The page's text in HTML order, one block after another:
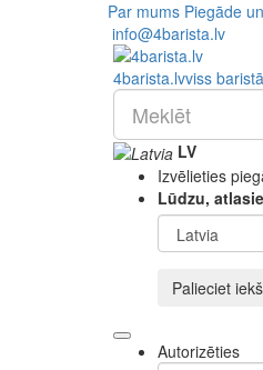
Par mums Piegāde
info@4barista.lv
4barista.lvviss
LV
Izvēlieties
Lūdzu,
Palieciet
Autorizēties